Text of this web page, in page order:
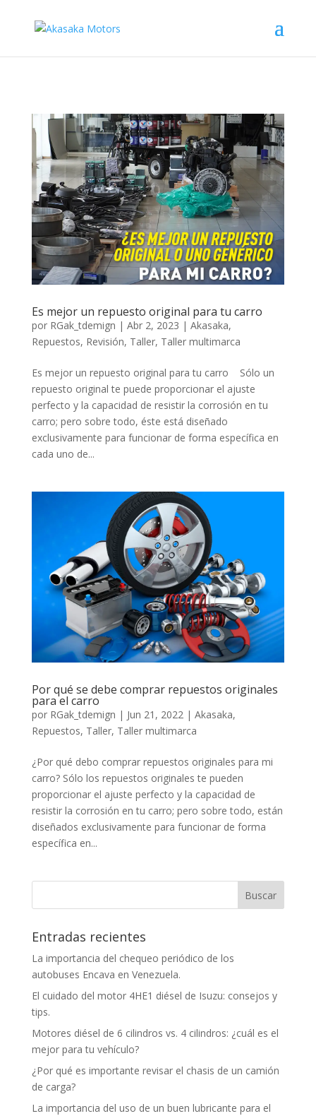
Es mejor un repuesto original para tu carro
por RGak_tdemign | Abr 2, 2023 | Akasaka,
Repuestos, Revisión, Taller, Taller multimarca
Es mejor un repuesto original para tu carro Sólo un
repuesto original te puede proporcionar el ajuste
perfecto y la capacidad de resistir la corrosión en tu
carro; pero sobre todo, éste está diseñado
exclusivamente para funcionar de forma específica en
cada uno de...
Por qué se debe comprar repuestos originales
para el carro
por RGak_tdemign | Jun 21, 2022| Akasaka,
Repuestos, Taller, Taller multimarca
¿Por qué debo comprar repuestos originales para mi
carro? Sólo los repuestos originales te pueden
proporcionar el ajuste perfecto y la capacidad de
resistir la corrosión en tu carro; pero sobre todo, están
diseñados exclusivamente para funcionar de forma
específica en...
Entradas recientes
La importancia del chequeo periódico de los
autobuses Encava en Venezuela.
El cuidado del motor 4HE1 diésel de Isuzu: consejos y
tips.
Motores diésel de 6 cilindros vs. 4 cilindros: ¿cuál es el
mejor para tu vehículo?
¿Por qué es importante revisar el chasis de un camión
de carga?
La importancia del uso de un buen lubricante para el